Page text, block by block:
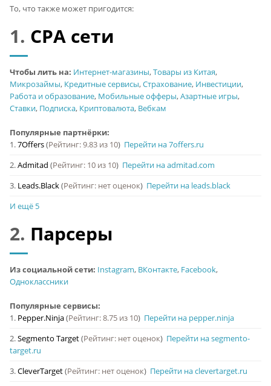
То, что также может пригодится:
1. CPA сети
Чтобы лить на: Интернет-магазины,Товары из Китая,
Микрозаймы, Кредитные сервисы,Страхование, Инвестиции,
Работа и образование, Мобильные офферы,Азартные игры,
Ставки, Подписка, Криптовалюта, Вебкам
Популярные партнёрки:
1.7Offers(Рейтинг: 9.83 из 10) Перейти на 7offers.ru
2.Admitad (Рейтинг: 10 из 10) Перейти на admitad.com
3. Leads.Black(Рейтинг: нет оценок) Перейти на leads.black
И ещё 5
2. Парсеры
Из социальной сети: Instagram, ВКонтакте, Facebook,
Одноклассники
Популярные сервисы:
1. Pepper.Ninja(Рейтинг: 8.75 из 10) Перейти на pepper.ninja
2.Segmento Target(Рейтинг: нет оценок) Перейти на segmento-
target.ru
3.CleverTarget(Рейтинг: нет оценок) Перейти на clevertarget.ru